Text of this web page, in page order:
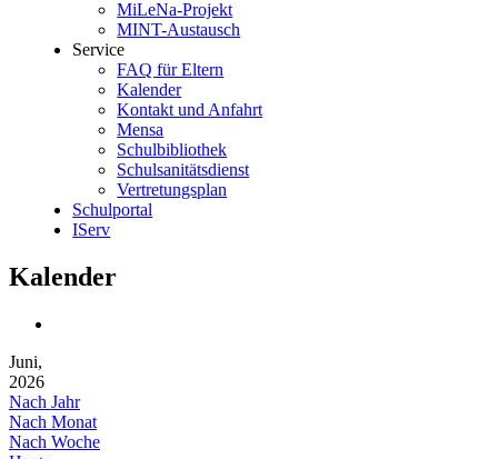
MiLeNa-Projekt
MINT-Austausch
Service
FAQ für Eltern
Kalender
Kontakt und Anfahrt
Mensa
Schulbibliothek
Schulsanitätsdienst
Vertretungsplan
Schulportal
IServ
Kalender
Juni,
2026
Nach Jahr
Nach Monat
Nach Woche